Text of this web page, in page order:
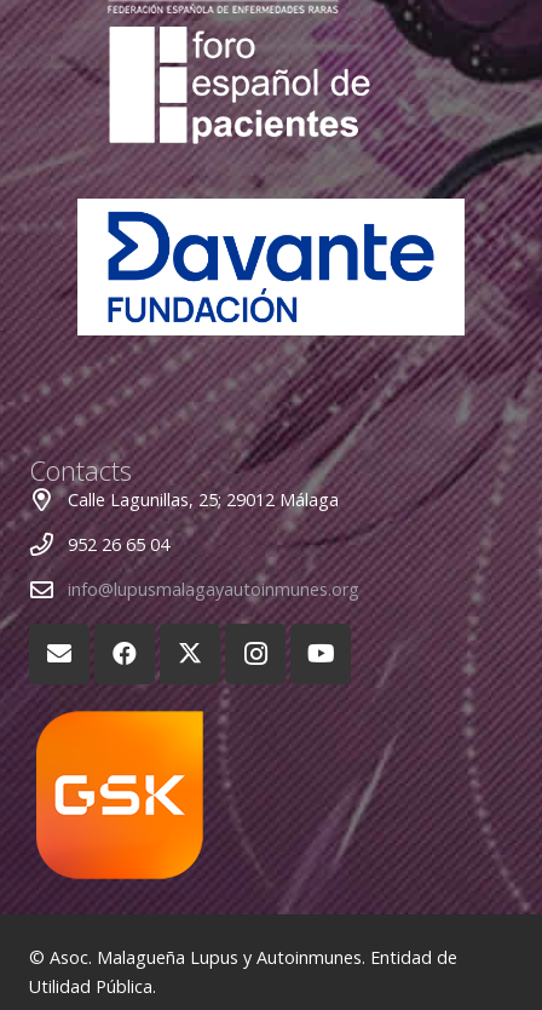
Contacts
Calle Lagunillas, 25; 29012 Málaga
952 26 65 04
info@lupusmalagayautoinmunes.org
© Asoc. Malagueña Lupus y Autoinmunes. Entidad de
Utilidad Pública.